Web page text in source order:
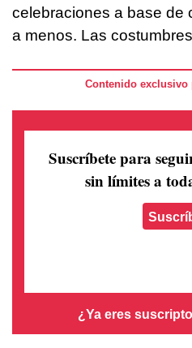
celebraciones a base de
a menos. Las
Contenido exclusivo
Suscríbete para
sin límites a
¿Ya eres